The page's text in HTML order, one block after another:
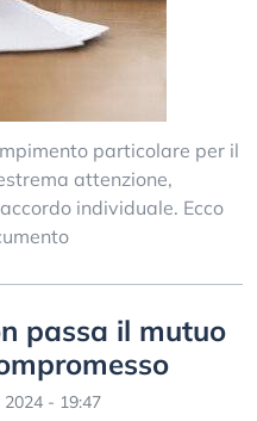
particolare per il
attenzione,
individuale. Ecco
passa il mutuo
- 19:47